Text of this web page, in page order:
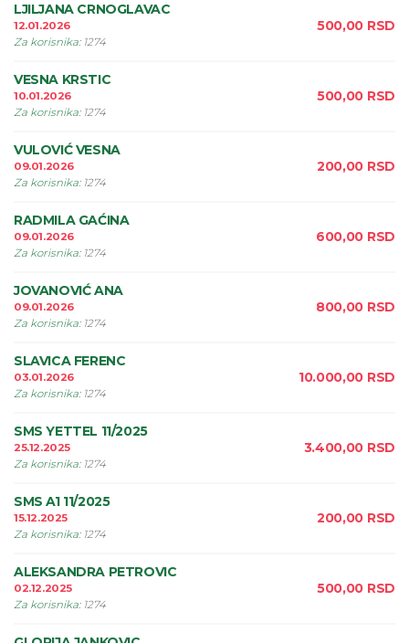
LJILJANA CRNOGLAVAC
12.01.2026
Za korisnika: 1274
500,00 RSD
VESNA KRSTIC
10.01.2026
Za korisnika: 1274
500,00 RSD
VULOVIĆ VESNA
09.01.2026
Za korisnika: 1274
200,00 RSD
RADMILA GAĆINA
09.01.2026
Za korisnika: 1274
600,00 RSD
JOVANOVIĆ ANA
09.01.2026
Za korisnika: 1274
800,00 RSD
SLAVICA FERENC
03.01.2026
Za korisnika: 1274
10.000,00 RSD
SMS YETTEL 11/2025
25.12.2025
Za korisnika: 1274
3.400,00 RSD
SMS A1 11/2025
15.12.2025
Za korisnika: 1274
200,00 RSD
ALEKSANDRA PETROVIC
02.12.2025
Za korisnika: 1274
500,00 RSD